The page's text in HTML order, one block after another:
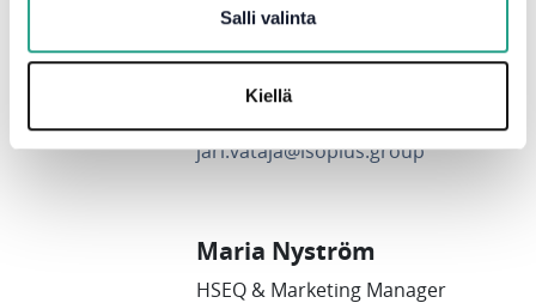
Salli valinta
Kiellä
Jari Vataja
Managing Director
jari.vataja@isoplus.group
Maria Nyström
HSEQ & Marketing Manager